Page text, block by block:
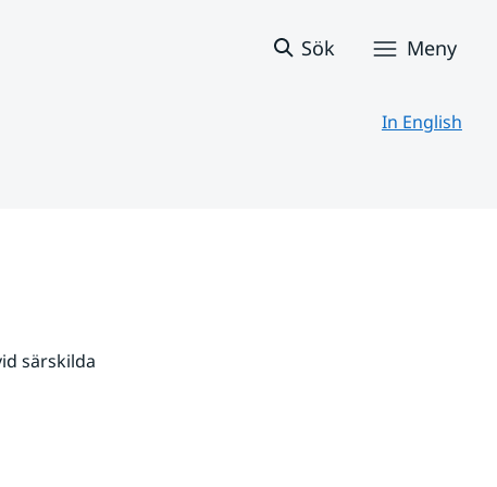
Sök Meny
In English
särskilda